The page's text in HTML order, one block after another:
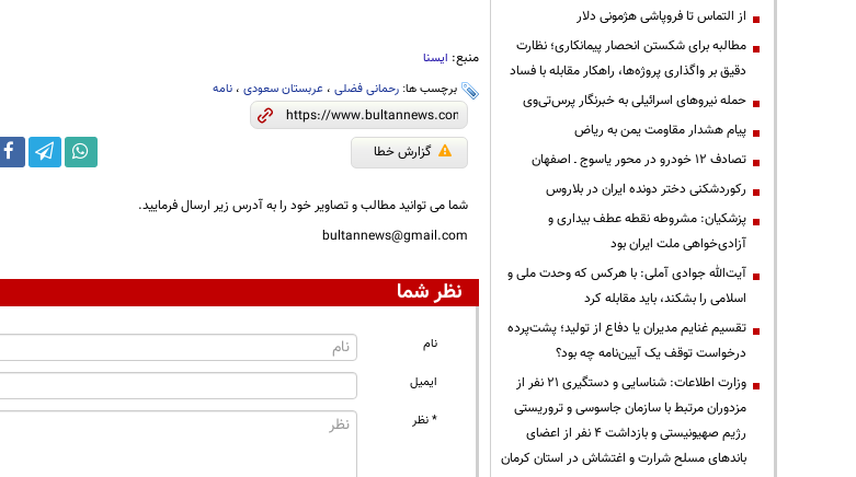
منبع: ایسنا
برچسب ها: رحمانی فضلی، عربستان سعودی، نامه
گزارش خطا
شما می توانید مطالب و تصاویر خود را به آدرس زیر ارسال فرمایید.
bultannews@gmail.com
نظر شما
نام
ایمیل
* نظر
از التماس تا فروپاشی هژمونی دلار
مطالبه برای شکستن انحصار پیمانکاری؛ نظارت
دقیق بر واگذاری پروژه‌ها، راهکار مقابله با فساد
حمله نیروهای اسرائیلی به خبرنگار پرس‌تی‌وی
پیام هشدار مقاومت یمن به ریاض
تصادف ۱۲ خودرو در محور یاسوج ـ اصفهان
رکوردشکنی دختر دونده ایران در بلاروس
پزشکیان: مشروطه نقطه عطف بیداری و
آزادی‌خواهی ملت ایران بود
آیت‌الله جوادی آملی: با هرکس که وحدت ملی و
اسلامی را بشکند، باید مقابله کرد
تقسیم غنایم مدیران یا دفاع از تولید؛ پشت‌پرده
درخواست توقف یک آیین‌نامه چه بود؟
وزارت اطلاعات: شناسایی و دستگیری ۲۱ نفر از
مزدوران مرتبط با سازمان جاسوسی و تروریستی
رژیم صهیونیستی و بازداشت ۴ نفر از اعضای
باندهای مسلح شرارت و اغتشاش در استان کرمان